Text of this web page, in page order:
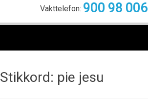
Vakttelefon: 900 98 006
Stikkord: pie jesu